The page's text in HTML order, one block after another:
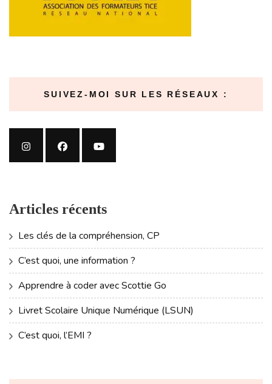
SUIVEZ-MOI SUR LES RÉSEAUX :
Articles récents
Les clés de la compréhension, CP
C’est quoi, une information ?
Apprendre à coder avec Scottie Go
Livret Scolaire Unique Numérique (LSUN)
C’est quoi, l’EMI ?